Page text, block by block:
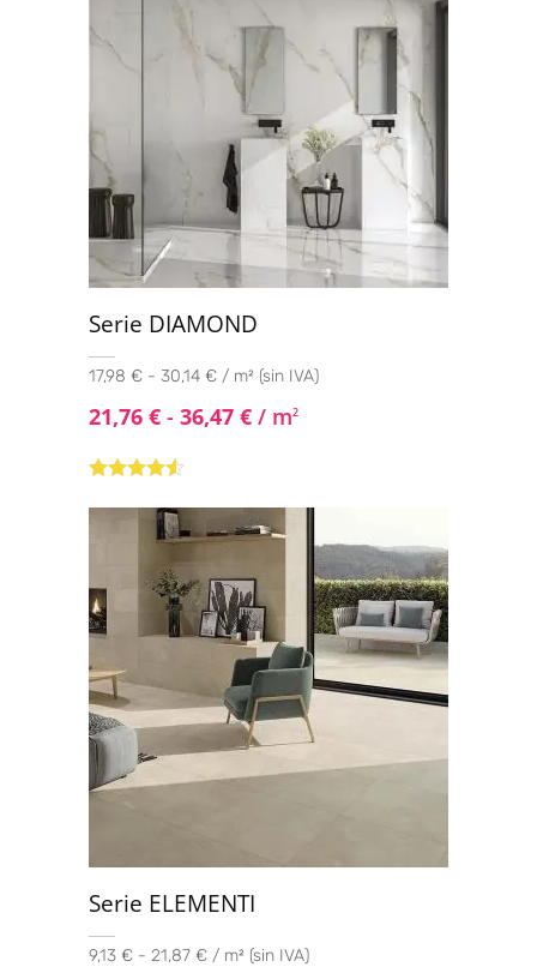
Serie DIAMOND
17,98 € - 30,14 € / m² (sin IVA)
21,76 € - 36,47 € / m2
con4.40
Serie ELEMENTI
9,13 € - 21,87 € / m² (sin IVA)